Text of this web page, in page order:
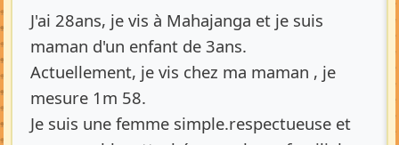
J'ai 28ans, je vis à Mahajanga et je suis
maman d'un enfant de 3ans.
Actuellement, je vis chez ma maman , je
mesure 1m 58.
Je suis une femme simple.respectueuse et